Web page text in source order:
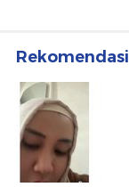
Rekomendasi